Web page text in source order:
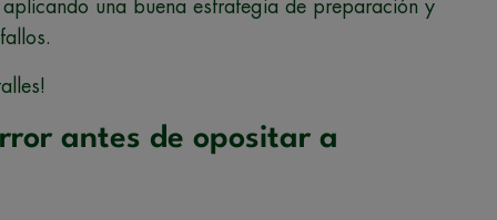
aplicando una buena estrategia de preparación y
antes de opositar a